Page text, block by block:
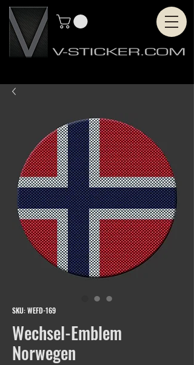
SKU: WEFD-169
Wechsel-Emblem
Norwegen